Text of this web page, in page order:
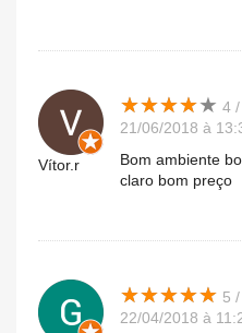
Vítor.r
★★★★★
★★★★★ 4 /
21/06/2018 à
Bom ambiente
claro bom preço
★★★★★
★★★★★ 5
22/04/2018 à